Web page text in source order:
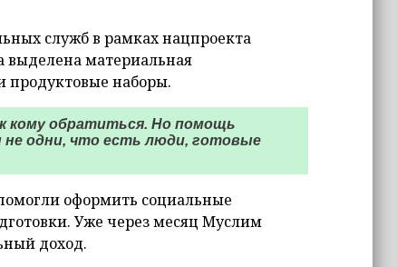
служб в рамках нацпроекта
материальная
продуктовые наборы.
кому обратиться. Но помощь
одни, что есть люди, готовые
оформить социальные
Уже через месяц Муслим
доход.